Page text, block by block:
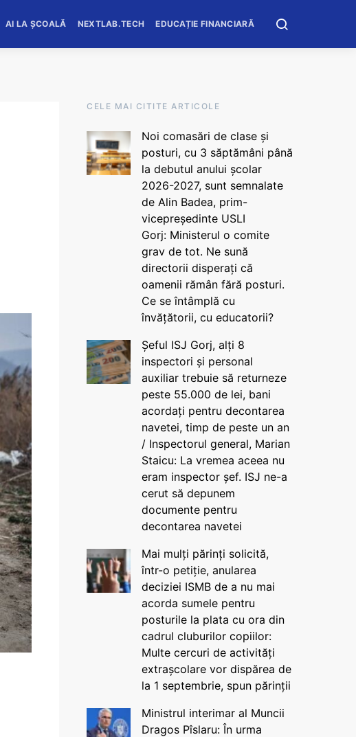
AI LA ȘCOALĂ NEXTLAB.TECH EDUCAȚIE FINANCIARĂ
CELE MAI CITITE ARTICOLE
Noi comasări de clase și
posturi, cu 3 săptămâni până
la debutul anului școlar
2026-2027, sunt semnalate
de Alin Badea, prim-
vicepreședinte USLI
Gorj: Ministerul o comite
grav de tot. Ne sună
directorii disperați că
oamenii rămân fără posturi.
Ce se întâmplă cu
învățătorii, cu educatorii?
Șeful ISJ Gorj, alți 8
inspectori și personal
auxiliar trebuie să returneze
peste 55.000 de lei, bani
acordați pentru decontarea
navetei, timp de peste un an
/ Inspectorul general, Marian
Staicu: La vremea aceea nu
eram inspector șef. ISJ ne-a
cerut să depunem
documente pentru
decontarea navetei
Mai mulți părinți solicită,
într-o petiție, anularea
deciziei ISMB de a nu mai
acorda sumele pentru
posturile la plata cu ora din
cadrul cluburilor copiilor:
Multe cercuri de activități
extrașcolare vor dispărea de
la 1 septembrie, spun părinții
Ministrul interimar al Muncii
Dragos Pîslaru: În urma